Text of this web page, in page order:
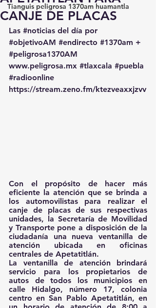
Tianguis peligrosa 1370am huamantla
CANJE DE PLACAS
Las #noticias del día por
#objetivoAM #endirecto #1370am +
#peligrosa1370AM
www.peligrosa.mx #tlaxcala #puebla
#radioonline
https://stream.zeno.fm/ktezveaxxjzvv
Con el propósito de hacer más
eficiente la atención que se brinda a
los automovilistas para realizar el
canje de placas de sus respectivas
unidades, la Secretaría de Movilidad
y Transporte pone a disposición de la
ciudadanía una nueva ventanilla de
atención ubicada en oficinas
centrales de Apetatitlán.
La ventanilla de atención brindará
servicio para los propietarios de
autos de todos los municipios en
calle Hidalgo, número 17, colonia
centro en San Pablo Apetatitlán, en